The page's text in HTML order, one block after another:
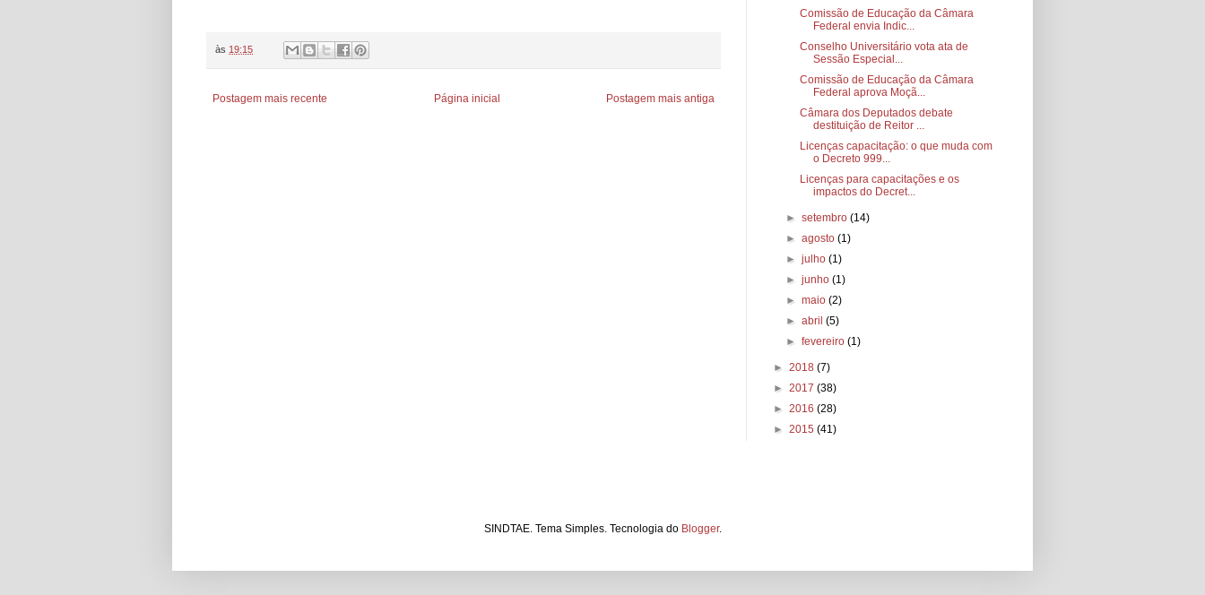
às 19:15
Postagem mais recente Postagem mais antiga
Página inicial
Comissão de Educação da Câmara
Federal envia Indic...
Conselho Universitário vota ata de
Sessão Especial...
Comissão de Educação da Câmara
Federal aprova Moçã...
Câmara dos Deputados debate
destituição de Reitor ...
Licenças capacitação: o que muda com
o Decreto 999...
Licenças para capacitações e os
impactos do Decret...
►setembro(14)
►agosto(1)
►julho(1)
►junho(1)
►maio(2)
►abril(5)
►fevereiro(1)
► 2018 (7)
► 2017 (38)
► 2016 (28)
► 2015 (41)
SINDTAE. Tema Simples. Tecnologia do Blogger.